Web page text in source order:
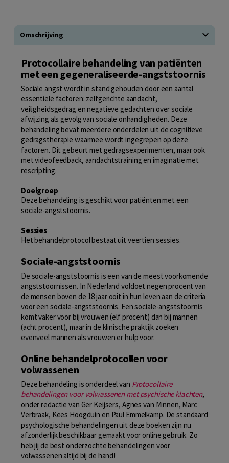
Omschrijving
Protocollaire behandeling van patiënten
met een gegeneraliseerde-angststoornis
Sociale angst wordt in stand gehouden door een aantal
essentiële factoren: zelfgerichte aandacht,
veiligheidsgedrag en negatieve gedachten over sociale
afwijzing als gevolg van sociale onhandigheden. Deze
behandeling bevat meerdere onderdelen uit de cognitieve
gedragstherapie waarmee wordt ingegrepen op deze
factoren. Dit gebeurt met gedragsexperimenten, maar ook
met videofeedback, aandachtstraining en imaginatie met
rescripting.
Doelgroep
Deze behandeling is geschikt voor patiënten met een
sociale-angststoornis.
Sessies
Het behandelprotocol bestaat uit veertien sessies.
Sociale-angststoornis
De sociale-angststoornis is een van de meest voorkomende
angststoornissen. In Nederland voldoet negen procent van
de mensen boven de 18 jaar ooit in hun leven aan de criteria
voor een sociale-angststoornis. Een sociale-angststoornis
komt vaker voor bij vrouwen (elf procent) dan bij mannen
(acht procent), maar in de klinische praktijk zoeken
evenveel mannen als vrouwen er hulp voor.
Online behandelprotocollen voor
volwassenen
Deze behandeling is onderdeel van Protocollaire
behandelingen voor volwassenen met psychische klachten,
onder redactie van Ger Keijsers, Agnes van Minnen, Marc
Verbraak, Kees Hoogduin en Paul Emmelkamp. De standaard
psychologische behandelingen uit deze boeken zijn nu
afzonderlijk beschikbaar gemaakt voor online gebruik. Zo
heb jij de best onderzochte behandelingen voor
volwassenen altijd bij de hand!